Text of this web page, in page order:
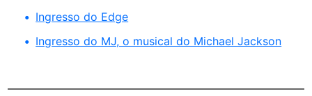
Ingresso do Edge
Ingresso do MJ, o musical do Michael Jackson